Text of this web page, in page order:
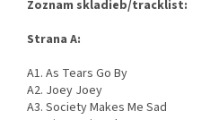
Zoznam skladieb/tracklist:
Strana A:
A1. As Tears Go By
A2. Joey Joey
A3. Society Makes Me Sad